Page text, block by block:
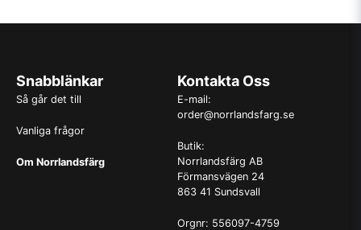
Snabblänkar
Så går det till
Vanliga frågor
Om Norrlandsfärg
Kontakta Oss
E-mail:
order@norrlandsfarg.se
Butik:
Norrlandsfärg AB
Förmansvägen 24
863 41 Sundsvall
Orgnr: 556097-4759